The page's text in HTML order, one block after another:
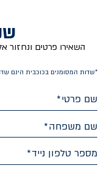
השאירו פרטים
*שדות המסומנים בכוכבית הינם
שם פרטי
שם משפחה
מספר טלפון נייד